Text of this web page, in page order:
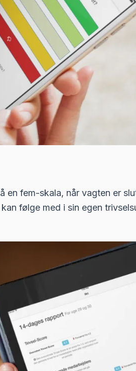
en fem-skala, når vagten er
følge med i sin egen